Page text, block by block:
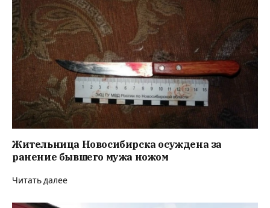
Жительница Новосибирска осуждена за
ранение бывшего мужа ножом
Читать далее